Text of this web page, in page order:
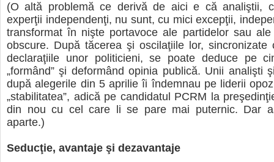
(O altă problemă ce derivă de aici e că analiştii,
experţii independenţi, nu sunt, cu mici excepţii,
transformat în nişte portavoce ale partidelor sau
obscure. După tăcerea şi oscilaţiile lor, sincronizate
declaraţiile unor politicieni, se poate deduce pe
„formând” şi deformând opinia publică. Unii analişti
după alegerile din 5 aprilie îi îndemnau pe liderii
„stabilitatea”, adică pe candidatul PCRM la
din nou cu cel care li se pare mai puternic. Dar
aparte.)
Seducţie, avantaje şi dezavantaje